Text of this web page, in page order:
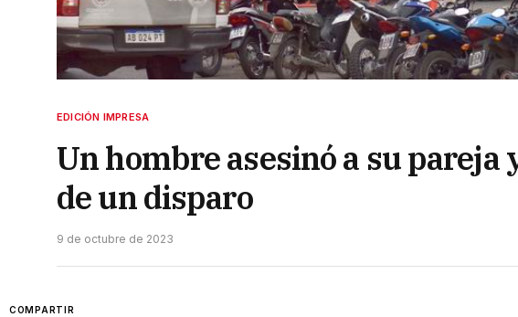
EDICIÓN IMPRESA
Un hombre asesinó a su
de un disparo
9 de octubre de 2023
COMPARTIR